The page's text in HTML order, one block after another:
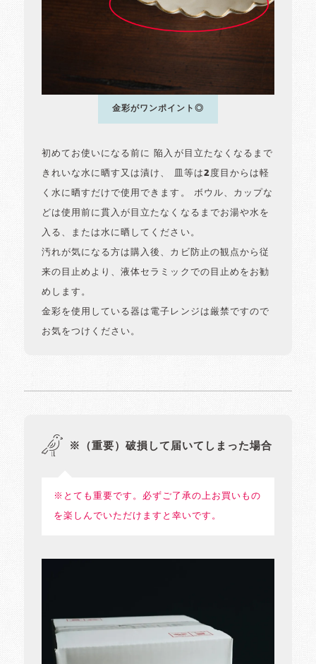
金彩がワンポイント◎
初めてお使いになる前に 陥入が目立たなくなるまで
きれいな水に晒す又は漬け、 皿等は2度目からは軽
く水に晒すだけで使用できます。 ボウル、カップな
どは使用前に貫入が目立たなくなるまでお湯や水を
入る、または水に晒してください。
汚れが気になる方は購入後、カビ防止の観点から従
来の目止めより、液体セラミックでの目止めをお勧
めします。
金彩を使用している器は電子レンジは厳禁ですので
お気をつけください。
※（重要）破損して届いてしまった場合
※とても重要です。必ずご了承の上お買いもの
を楽しんでいただけますと幸いです。